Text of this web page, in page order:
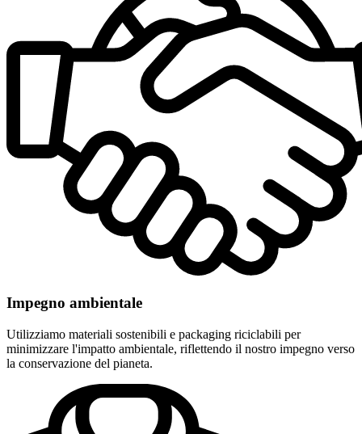
Impegno ambientale
Utilizziamo materiali sostenibili e packaging riciclabili per
minimizzare l'impatto ambientale, riflettendo il nostro impegno verso
la conservazione del pianeta.